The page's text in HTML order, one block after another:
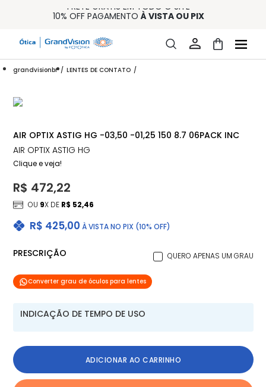
FRETE GRÁTIS EM TODO O SITE
10% OFF PAGAMENTO À VISTA OU PIX
15% OFF NA PRIMEIRA COMPRA (CONSULTE REGULAMENTO)
32% OFF NO COMBO - CONS. REG.
grandvisionbr LENTES DE CONTATO
AIR OPTIX ASTIG HG -03,50 -01,25 150 8.7 06PACK INC
AIR OPTIX ASTIG HG
Clique e veja!
R$ 425,00 À VISTA NO PIX (10% OFF)
R$ 472,22
OU 9X DE R$ 52,46
PRESCRIÇÃO QUERO APENAS UM GRAU
Converter grau de óculos para lentes
INDICAÇÃO DE TEMPO DE USO
ADICIONAR AO CARRINHO